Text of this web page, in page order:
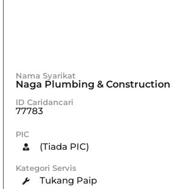
Nama Syarikat
Naga Plumbing & Construction
ID Caridancari
77783
PIC
(Tiada PIC)
Kategori Servis
Tukang Paip